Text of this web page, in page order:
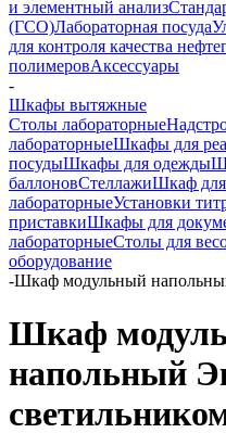
и элементный анализ
(ГСО)Лабораторная посуда
для контроля качества
полимеровАксессуары
-
Шкафы вытяжные
Столы лабораторные
лабораторныеШкафы для
посудыШкафы для одежды
баллоновСтеллажиШкаф
лабораторныеУстановки
приставкиШкафы для
лабораторныеСтолы для
оборудование
-Шкаф модульный
Шкаф
напольный